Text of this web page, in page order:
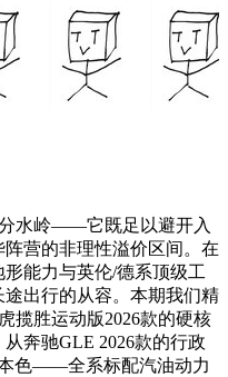
水岭——它既足以避开入
营的非理性溢价区间。在
能力与英伦/德系顶级工
出行的从容。本期我们精
揽胜运动版2026款的硬核
奔驰GLE 2026款的行政
色——全系标配汽油动力